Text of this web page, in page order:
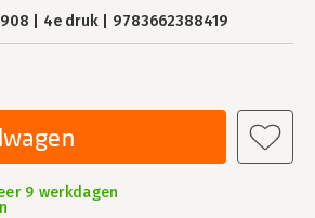
4e druk 9783662388419
9 werkdagen